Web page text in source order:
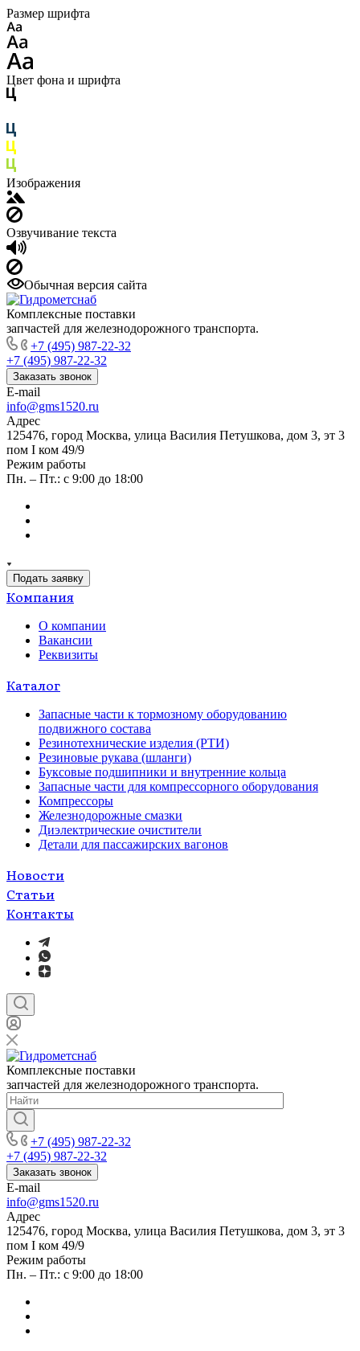
Размер шрифта
Цвет фона и шрифта
Изображения
Озвучивание текста
Обычная версия сайта
Комплексные поставки
запчастей для железнодорожного транспорта.
+7 (495) 987-22-32
+7 (495) 987-22-32
Заказать звонок
E-mail
info@gms1520.ru
Адрес
125476, город Москва, улица Василия Петушкова, дом 3, эт 3
пом I ком 49/9
Режим работы
Пн. – Пт.: с 9:00 до 18:00
Подать заявку
Компания
О компании
Вакансии
Реквизиты
Каталог
Запасные части к тормозному оборудованию
подвижного состава
Резинотехнические изделия (РТИ)
Резиновые рукава (шланги)
Буксовые подшипники и внутренние кольца
Запасные части для компрессорного оборудования
Компрессоры
Железнодорожные смазки
Диэлектрические очистители
Детали для пассажирских вагонов
Новости
Статьи
Контакты
Комплексные поставки
запчастей для железнодорожного транспорта.
+7 (495) 987-22-32
+7 (495) 987-22-32
Заказать звонок
E-mail
info@gms1520.ru
Адрес
125476, город Москва, улица Василия Петушкова, дом 3, эт 3
пом I ком 49/9
Режим работы
Пн. – Пт.: с 9:00 до 18:00